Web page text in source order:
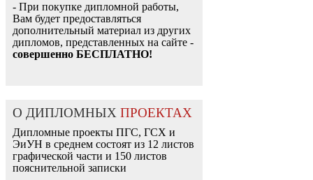
- При покупке дипломной работы,
Вам будет предоставляться
дополнительный материал из других
дипломов, представленных на сайте -
совершенно БЕСПЛАТНО!
О ДИПЛОМНЫХ ПРОЕКТАХ
Дипломные проекты ПГС, ГСХ и
ЭиУН в среднем состоят из 12 листов
графической части и 150 листов
пояснительной записки